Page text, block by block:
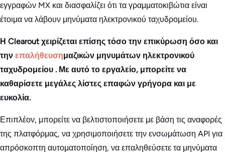
εγγραφών MX και διασφαλίζει ότι τα γραμματοκιβώτια είναι
έτοιμα να λάβουν μηνύματα ηλεκτρονικού ταχυδρομείου.
Η Clearout χειρίζεται επίσης τόσο την επικύρωση όσο και
την επαλήθευσημαζικών μηνυμάτων ηλεκτρονικού
ταχυδρομείου . Με αυτό το εργαλείο, μπορείτε να
καθαρίσετε μεγάλες λίστες επαφών γρήγορα και με
ευκολία.
Επιπλέον, μπορείτε να βελτιστοποιήσετε με βάση τις αναφορές
της πλατφόρμας, να χρησιμοποιήσετε την ενσωμάτωση API για
απρόσκοπτη αυτοματοποίηση, να επαληθεύσετε τα μηνύματα